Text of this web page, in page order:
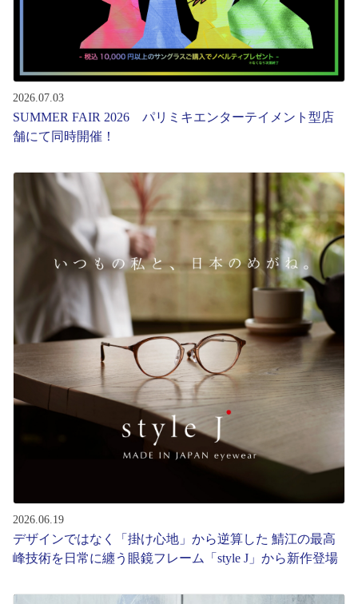
コンタクトレンズ
グッズ・小物
ブランドを探す
ブランド一覧
コンテンツを探す
スタッフコンテンツ
スタッフコンテンツ一覧
コーディネート
お知らせ
目のまめちしき
2026.07.03
SUMMER FAIR 2026 パリミキエンターテイメント型店
舗にて同時開催！
2026.06.19
デザインではなく「掛け心地」から逆算した 鯖江の最高
峰技術を日常に纏う眼鏡フレーム「style J」から新作登場